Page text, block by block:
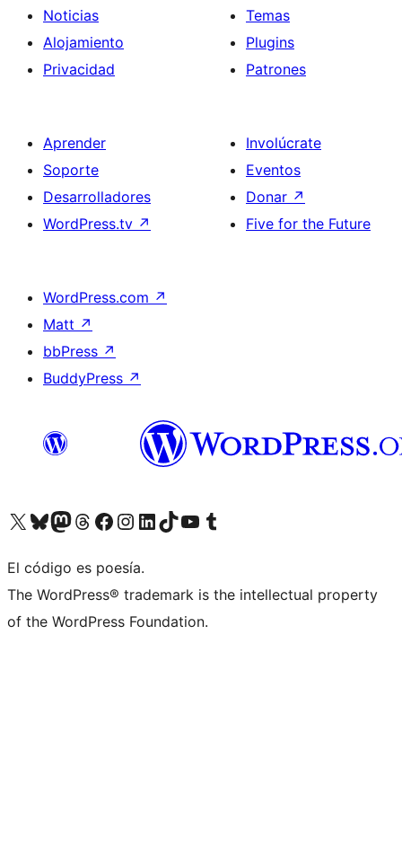
Noticias
Alojamiento
Privacidad
Temas
Plugins
Patrones
Aprender
Soporte
Desarrolladores
WordPress.tv ↗
Involúcrate
Eventos
Donar ↗
Five for the Future
WordPress.com ↗
Matt ↗
bbPress ↗
BuddyPress ↗
Visita nuestra cuenta de X (anteriormente Twitter)
Visita nuestra cuenta de Bluesky
Visita nuestra cuenta de Mastodon
Visita nuestra cuenta de Threads
Visita nuestra página de Facebook
Visita nuestra cuenta de Instagram
Visita nuestra cuenta de LinkedIn
Visita nuestra cuenta de TikTok
Visita nuestro canal de YouTube
Visita nuestra cuenta de Tumblr
El código es poesía.
The WordPress® trademark is the intellectual property
of the WordPress Foundation.